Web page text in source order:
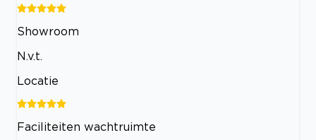
Showroom
N.v.t.
Locatie
Faciliteiten wachtruimte